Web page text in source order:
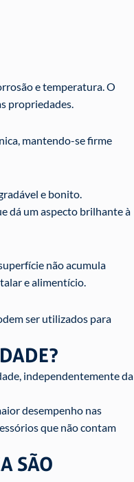
e temperatura. O
propriedades.
mantendo-se firme
e bonito.
dá um aspecto brilhante à
não acumula
e alimentício.
ser utilizados para
independentemente da
desempenho nas
que não contam
SÃO